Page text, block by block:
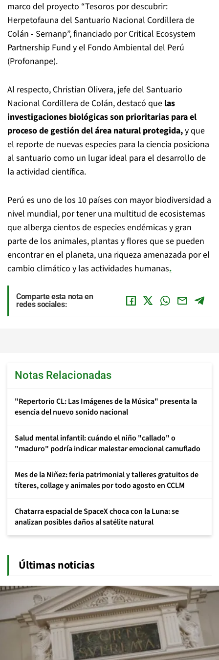
marco del proyecto “Tesoros por descubrir:
Herpetofauna del Santuario Nacional Cordillera de
Colán - Sernanp”, financiado por Critical Ecosystem
Partnership Fund y el Fondo Ambiental del Perú
(Profonanpe).
Al respecto, Christian Olivera, jefe del Santuario
Nacional Cordillera de Colán, destacó que las
investigaciones biológicas son prioritarias para el
proceso de gestión del área natural protegida,y que
el reporte de nuevas especies para la ciencia posiciona
al santuario como un lugar ideal para el desarrollo de
la actividad científica.
Perú es uno de los 10 países con mayor biodiversidad a
nivel mundial, por tener una multitud de ecosistemas
que alberga cientos de especies endémicas y gran
parte de los animales, plantas y flores que se pueden
encontrar en el planeta, una riqueza amenazada por el
cambio climático y las actividades humanas.
Comparte esta nota en
redes sociales:
Notas Relacionadas
"Repertorio CL: Las Imágenes de la Música" presenta la
esencia del nuevo sonido nacional
Salud mental infantil: cuándo el niño "callado" o
"maduro" podría indicar malestar emocional camuflado
Mes de la Niñez: feria patrimonial y talleres gratuitos de
títeres, collage y animales por todo agosto en CCLM
Chatarra espacial de SpaceX choca con la Luna: se
analizan posibles daños al satélite natural
Últimas noticias